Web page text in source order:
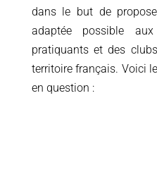
dans le but de
adaptée possible
pratiquants et des
territoire français. Voici
en question :